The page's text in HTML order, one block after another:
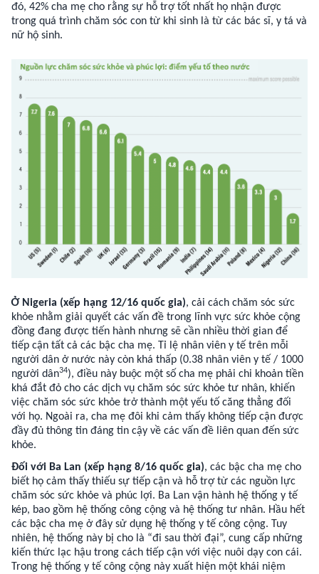
đó, 42% cha mẹ cho rằng sự hỗ trợ tốt nhất họ nhận được
trong quá trình chăm sóc con từ khi sinh là từ các bác sĩ, y tá và
nữ hộ sinh.
Ở Nigeria (xếp hạng 12/16 quốc gia), cải cách chăm sóc sức
khỏe nhằm giải quyết các vấn đề trong lĩnh vực sức khỏe cộng
đồng đang được tiến hành nhưng sẽ cần nhiều thời gian để
tiếp cận tất cả các bậc cha mẹ. Tỉ lệ nhân viên y tế trên mỗi
người dân ở nước này còn khá thấp (0.38 nhân viên y tế / 1000
người dân34), điều này buộc một số cha mẹ phải chi khoản tiền
khá đắt đỏ cho các dịch vụ chăm sóc sức khỏe tư nhân, khiến
việc chăm sóc sức khỏe trở thành một yếu tố căng thẳng đối
với họ. Ngoài ra, cha mẹ đôi khi cảm thấy không tiếp cận được
đầy đủ thông tin đáng tin cậy về các vấn đề liên quan đến sức
khỏe.
Đối với Ba Lan (xếp hạng 8/16 quốc gia), các bậc cha mẹ cho
biết họ cảm thấy thiếu sự tiếp cận và hỗ trợ từ các nguồn lực
chăm sóc sức khỏe và phúc lợi. Ba Lan vận hành hệ thống y tế
kép, bao gồm hệ thống công cộng và hệ thống tư nhân. Hầu hết
các bậc cha mẹ ở đây sử dụng hệ thống y tế công cộng. Tuy
nhiên, hệ thống này bị cho là “đi sau thời đại”, cung cấp những
kiến ​​thức lạc hậu trong cách tiếp cận với việc nuôi dạy con cái.
Trong hệ thống y tế công cộng này xuất hiện một khái niệm